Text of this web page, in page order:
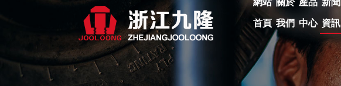
網站
首頁
關於
我們
產品
中心
新聞
資訊